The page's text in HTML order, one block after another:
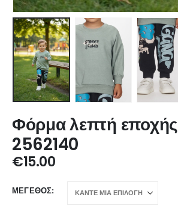
Φόρμα λεπτή εποχής
2562140
€15.00
ΜΈΓΕΘΟΣ